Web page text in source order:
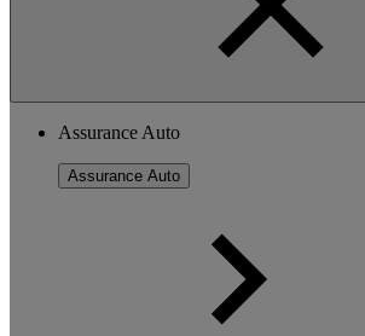
Assurance Auto
Assurance Auto